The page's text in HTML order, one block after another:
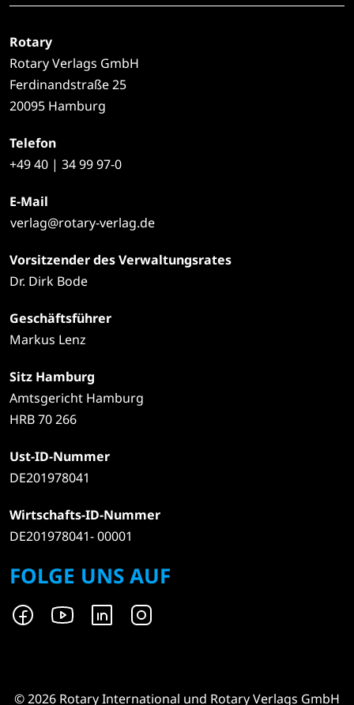
Rotary
Rotary Verlags GmbH
Ferdinandstraße 25
20095 Hamburg
Telefon
+4940 | 34 99 97-0
E-Mail
verlag@rotary-verlag.de
Vorsitzender des Verwaltungsrates
Dr. Dirk Bode
Geschäftsführer
Markus Lenz
Sitz Hamburg
Amtsgericht Hamburg
HRB 70 266
Ust-ID-Nummer
DE201978041
Wirtschafts-ID-Nummer
DE201978041- 00001
FOLGE UNS AUF
© 2026 Rotary International und Rotary Verlags GmbH